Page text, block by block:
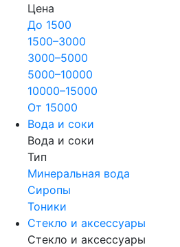
Цена
До 1500
1500–3000
3000–5000
5000–10000
10000–15000
От 15000
Вода и соки
Вода и соки
Тип
Минеральная вода
Сиропы
Тоники
Стекло и аксессуары
Стекло и аксессуары